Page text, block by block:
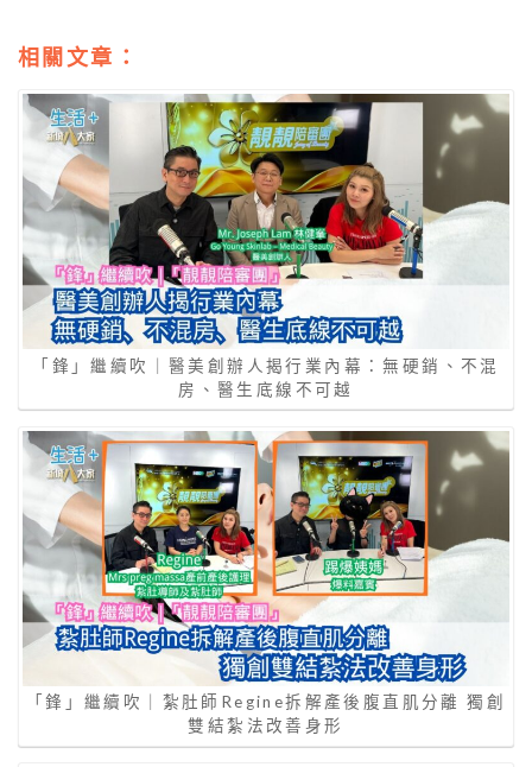
相關文章：
「鋒」繼續吹｜醫美創辦人揭行業內幕：無硬銷、不混
房、醫生底線不可越
「鋒」繼續吹｜紮肚師Regine拆解產後腹直肌分離 獨創
雙結紮法改善身形